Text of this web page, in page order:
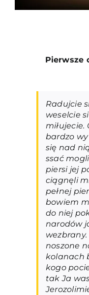
Pierwsze
Radujcie
weselcie
miłujecie.
bardzo wy
się nad
ssać
piersi jej
ciągnęli
pełnej
bowiem
do niej
narodów
noszone
kolanach
kogo
tak Ja